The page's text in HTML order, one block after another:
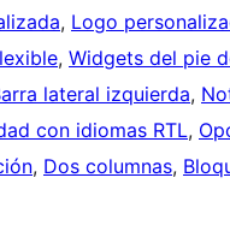
, Logo
, Widgets del pie
lateral izquierda,
con idiomas RTL,
, Dos columnas,